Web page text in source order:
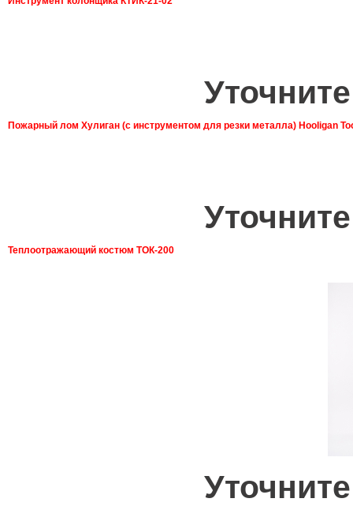
Пожарный лом Хулиган (с инструментом для резки металла) Hooligan
Теплоотражающий костюм ТОК-200